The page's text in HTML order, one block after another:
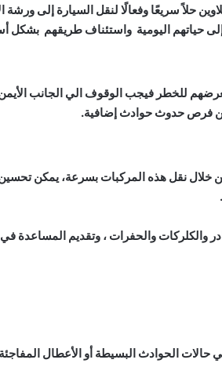
حلاً سريعًا وفعالًا لنقل السيارة إلى ورشة
إلى حياتهم اليومية واستئناف طريقهم بشكل
للخطر فيجب الوقوف الي الجانب
من فرص حدوث حوادث إضافية.
خلال نقل هذه المركبات بسرعة، يمكن
والكلركات والحفرات ، وتقديم المساعدة
الحوادث البسيطة أو الأعطال